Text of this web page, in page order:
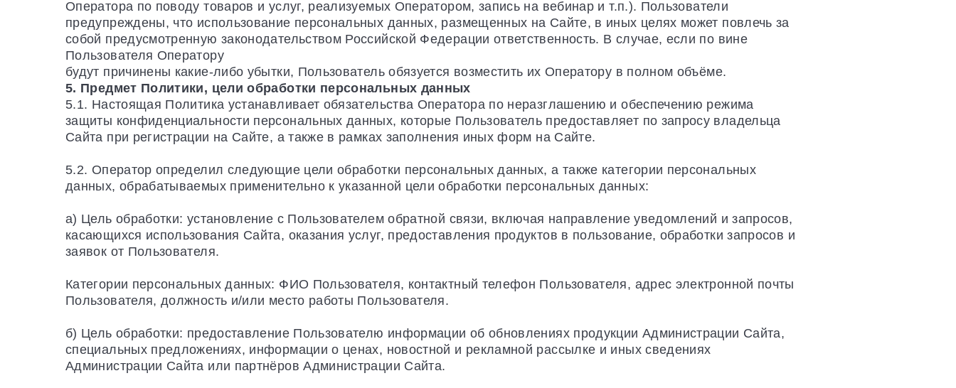
Оператора по поводу товаров и услуг, реализуемых Оператором, запись на вебинар и т.п.). Пользователи
предупреждены, что использование персональных данных, размещенных на Сайте, в иных целях может повлечь за
собой предусмотренную законодательством Российской Федерации ответственность. В случае, если по вине
Пользователя Оператору
будут причинены какие-либо убытки, Пользователь обязуется возместить их Оператору в полном объёме.
5. Предмет Политики, цели обработки персональных данных
5.1. Настоящая Политика устанавливает обязательства Оператора по неразглашению и обеспечению режима
защиты конфиденциальности персональных данных, которые Пользователь предоставляет по запросу владельца
Сайта при регистрации на Сайте, а также в рамках заполнения иных форм на Сайте.
5.2. Оператор определил следующие цели обработки персональных данных, а также категории персональных
данных, обрабатываемых применительно к указанной цели обработки персональных данных:
а) Цель обработки: установление с Пользователем обратной связи, включая направление уведомлений и запросов,
касающихся использования Сайта, оказания услуг, предоставления продуктов в пользование, обработки запросов и
заявок от Пользователя.
Категории персональных данных: ФИО Пользователя, контактный телефон Пользователя, адрес электронной почты
Пользователя, должность и/или место работы Пользователя.
б) Цель обработки: предоставление Пользователю информации об обновлениях продукции Администрации Сайта,
специальных предложениях, информации о ценах, новостной и рекламной рассылке и иных сведениях
Администрации Сайта или партнёров Администрации Сайта.